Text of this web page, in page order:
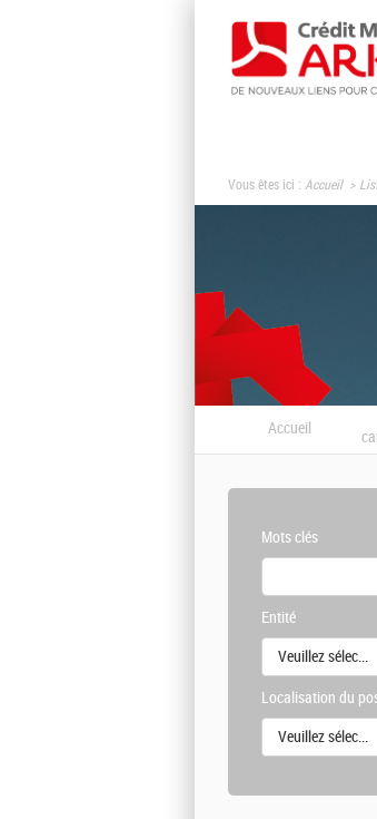
Vous êtes ici : Accueil
Accueil
Mots clés
Entité
Veuillez
Localisation du
Veuillez